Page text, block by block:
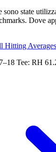
state
Dove
Hitting
Tee: RH